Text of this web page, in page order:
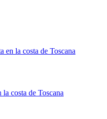
la costa de Toscana